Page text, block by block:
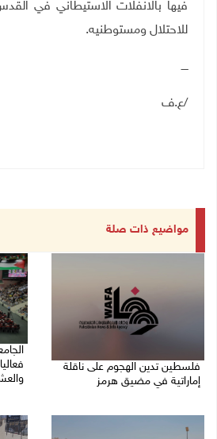
فيها بالانفلات الاستيطاني في
للاحتلال ومستوطنيه.
ــــ
/ع.ف
مواضيع ذات صلة
فلسطين تدين الهجوم على ناقلة
إماراتية في مضيق هرمز